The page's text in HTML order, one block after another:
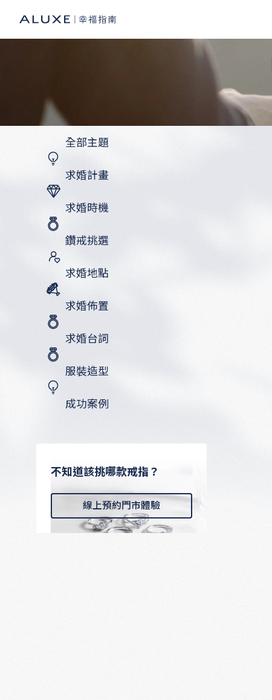
全部主題
求婚計畫
求婚時機
鑽戒挑選
求婚地點
求婚佈置
求婚台詞
服裝造型
成功案例
不知道該挑哪款戒指？
線上預約門市體驗
線上預約門市體驗